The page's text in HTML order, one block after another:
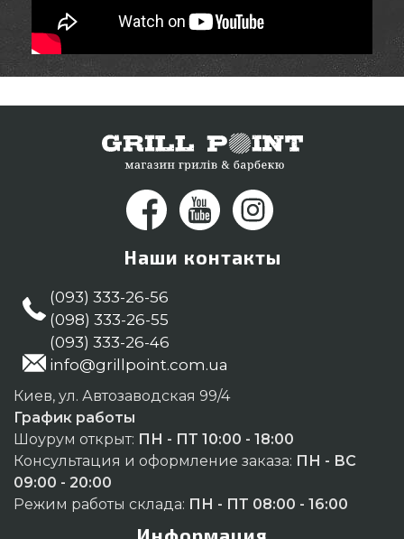
Наши контакты
(093) 333-26-56
(098) 333-26-55
(093) 333-26-46
info@grillpoint.com.ua
Киев, ул. Автозаводская 99/4
График работы
Шоурум открыт: ПН - ПТ 10:00 - 18:00
Консультация и оформление заказа: ПН - ВС
09:00 - 20:00
Режим работы склада: ПН - ПТ 08:00 - 16:00